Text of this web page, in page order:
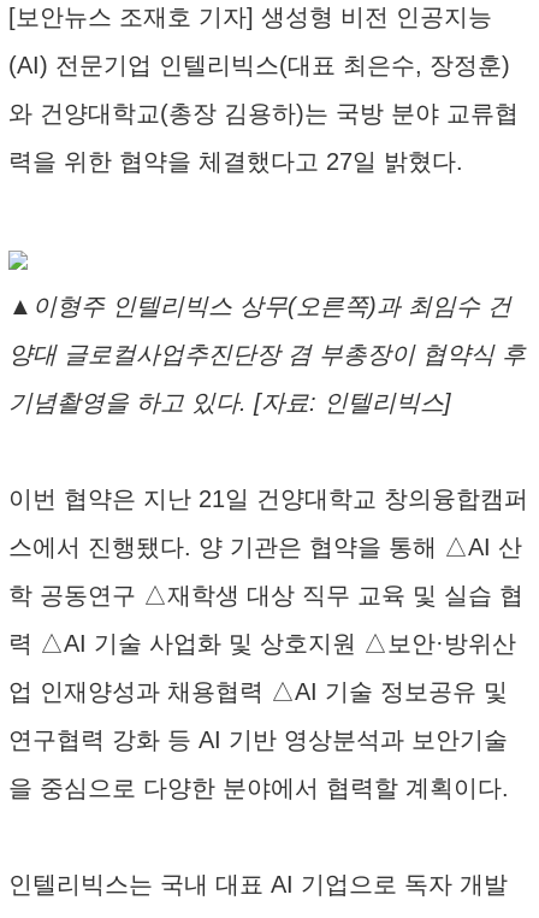
[보안뉴스 조재호 기자] 생성형 비전 인공지능
(AI) 전문기업 인텔리빅스(대표 최은수, 장정훈)
와 건양대학교(총장 김용하)는 국방 분야 교류협
력을 위한 협약을 체결했다고 27일 밝혔다.
▲이형주 인텔리빅스 상무(오른쪽)과 최임수 건
양대 글로컬사업추진단장 겸 부총장이 협약식 후
기념촬영을 하고 있다. [자료: 인텔리빅스]
이번 협약은 지난 21일 건양대학교 창의융합캠퍼
스에서 진행됐다. 양 기관은 협약을 통해 △AI 산
학 공동연구 △재학생 대상 직무 교육 및 실습 협
력 △AI 기술 사업화 및 상호지원 △보안·방위산
업 인재양성과 채용협력 △AI 기술 정보공유 및
연구협력 강화 등 AI 기반 영상분석과 보안기술
을 중심으로 다양한 분야에서 협력할 계획이다.
인텔리빅스는 국내 대표 AI 기업으로 독자 개발